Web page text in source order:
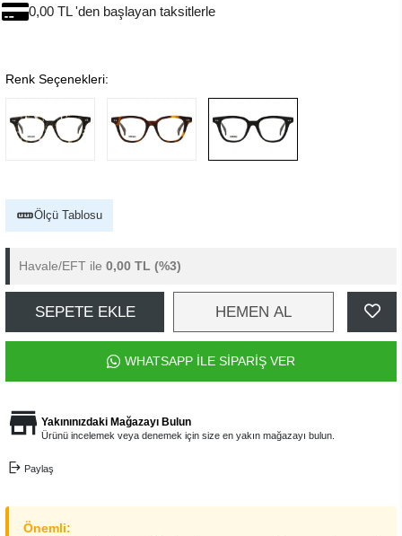
0,00 TL 'den başlayan taksitlerle
Renk Seçenekleri:
Ölçü Tablosu
Havale/EFT ile 0,00 TL (%3)
SEPETE EKLE HEMEN AL
WHATSAPP İLE SİPARİŞ VER
Yakınınızdaki Mağazayı Bulun
Ürünü incelemek veya denemek için size en yakın mağazayı bulun.
Paylaş
Önemli: